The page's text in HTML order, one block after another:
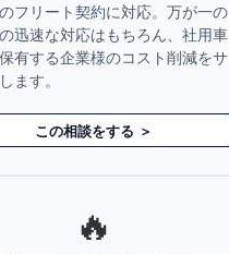
フリート契約に対応。万が一の
迅速な対応はもちろん、社用車
有する企業様のコスト削減をサ
ます。
この相談をする ＞
🔥